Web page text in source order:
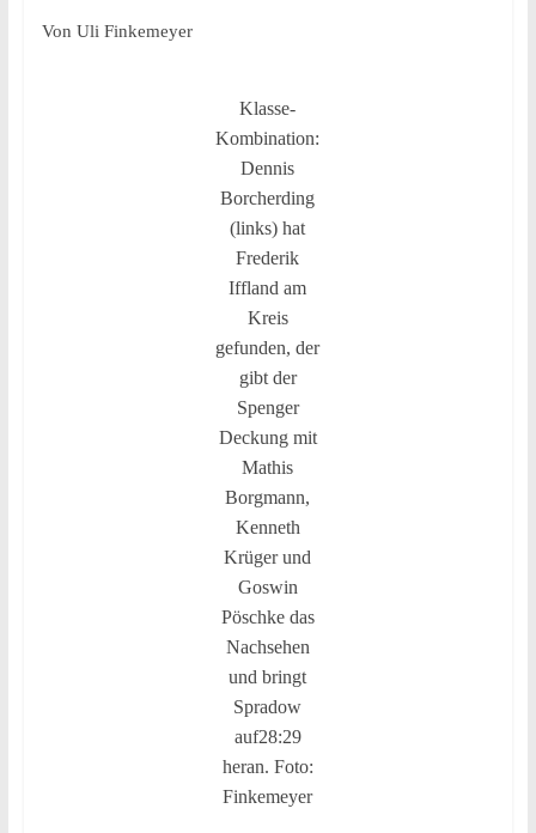
Von Uli Finkemeyer
Klasse-
Kombination:
Dennis
Borcherding
(links) hat
Frederik
Iffland am
Kreis
gefunden, der
gibt der
Spenger
Deckung mit
Mathis
Borgmann,
Kenneth
Krüger und
Goswin
Pöschke das
Nachsehen
und bringt
Spradow
auf28:29
heran. Foto:
Finkemeyer